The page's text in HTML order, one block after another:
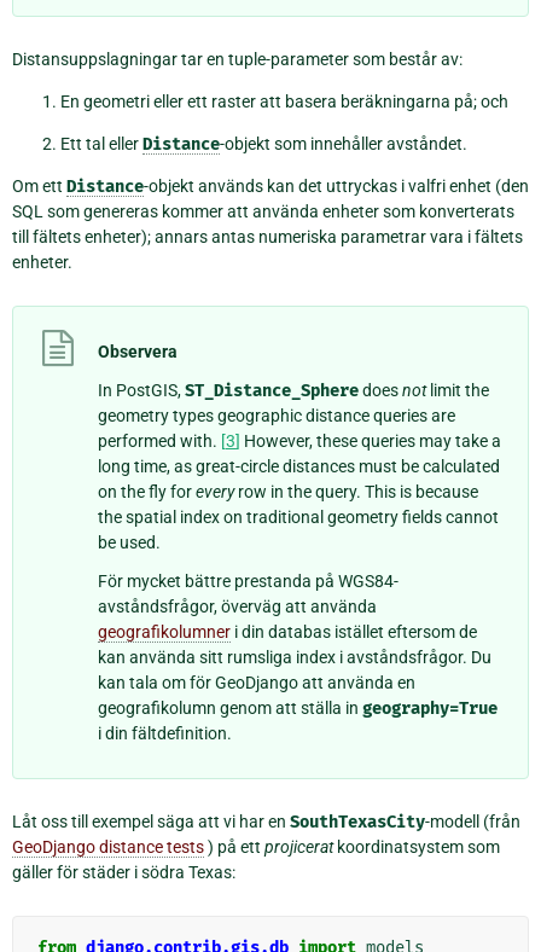
Distansuppslagningar tar en tuple-parameter som består av:
En geometri eller ett raster att basera beräkningarna på; och
Ett tal ellerDistance-objekt som innehåller avståndet.
Om ett Distance-objekt används kan det uttryckas i valfri enhet (den
SQL som genereras kommer att använda enheter som konverterats
till fältets enheter); annars antas numeriska parametrar vara i fältets
enheter.
Observera
In PostGIS,ST_Distance_Spheredoesnotlimit the
geometry types geographic distance queries are
performed with. [3] However, these queries may take a
long time, as great-circle distances must be calculated
on the fly foreveryrow in the query. This is because
the spatial index on traditional geometry fields cannot
be used.
För mycket bättre prestanda på WGS84-
avståndsfrågor, överväg att använda
geografikolumner i din databas istället eftersom de
kan använda sitt rumsliga index i avståndsfrågor. Du
kan tala om för GeoDjango att använda en
geografikolumn genom att ställa in geography=True
i din fältdefinition.
Låt oss till exempel säga att vi har en SouthTexasCity-modell (från
GeoDjango distance tests) på ett projiceratkoordinatsystem som
gäller för städer i södra Texas: